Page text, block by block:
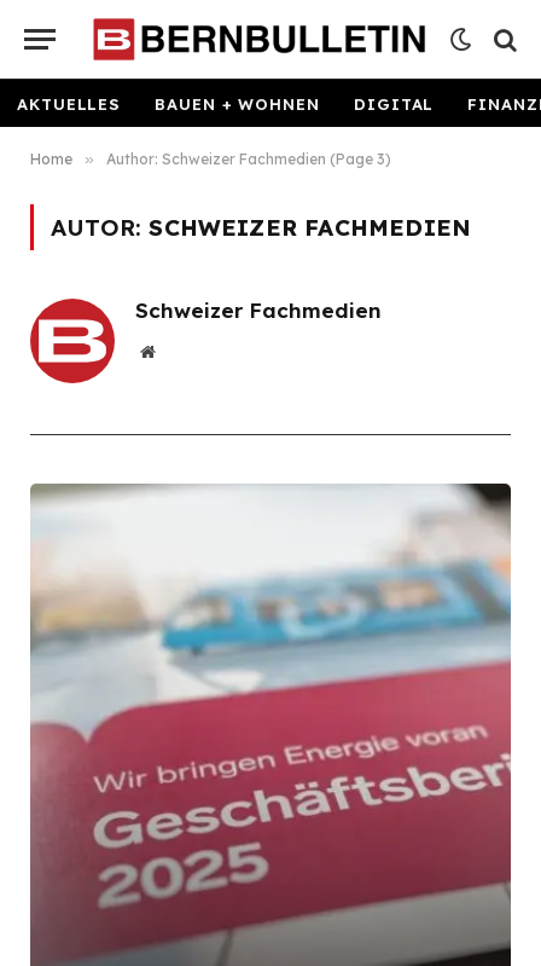
AKTUELLES BAUEN + WOHNEN DIGITAL
Home » Author: Schweizer Fachmedien (Page 3)
AUTOR:SCHWEIZER FACHMEDIEN
Schweizer Fachmedien
Website